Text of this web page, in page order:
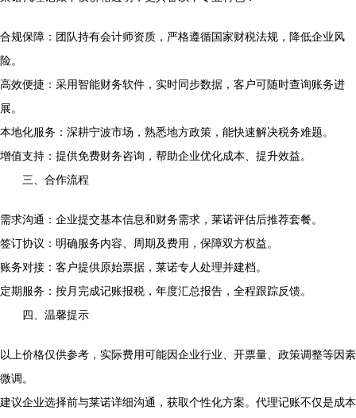
合规保障：团队持有会计师资质，严格遵循国家财税法规，降低企业风
险。
高效便捷：采用智能财务软件，实时同步数据，客户可随时查询账务进
展。
本地化服务：深耕宁波市场，熟悉地方政策，能快速解决税务难题。
增值支持：提供免费财务咨询，帮助企业优化成本、提升效益。
三、合作流程
需求沟通：企业提交基本信息和财务需求，莱诺评估后推荐套餐。
签订协议：明确服务内容、周期及费用，保障双方权益。
账务对接：客户提供原始票据，莱诺专人处理并建档。
定期服务：按月完成记账报税，年度汇总报告，全程跟踪反馈。
四、温馨提示
以上价格仅供参考，实际费用可能因企业行业、开票量、政策调整等因素
微调。
建议企业选择前与莱诺详细沟通，获取个性化方案。代理记账不仅是成本